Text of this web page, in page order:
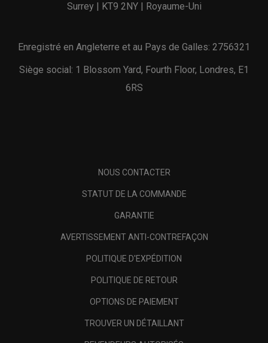
Surrey | KT9 2NY | Royaume-Uni
Enregistré en Angleterre et au Pays de Galles: 2756321
Siège social: 1 Blossom Yard, Fourth Floor, Londres, E1
6RS
NOUS CONTACTER
STATUT DE LA COMMANDE
GARANTIE
AVERTISSEMENT ANTI-CONTREFAÇON
POLITIQUE D'EXPÉDITION
POLITIQUE DE RETOUR
OPTIONS DE PAIEMENT
TROUVER UN DÉTAILLANT